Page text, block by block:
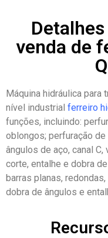
venda de
Máquina hidráulica para
nível industrial ferreiro
funções, incluindo:
oblongos; perfuração de
ângulos de aço, canal
corte, entalhe e dobra
barras planas,
dobra de ângulos e